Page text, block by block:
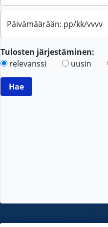
Päivämäärään: pp/kk/vvvv
Tulosten järjestäminen:
relevanssi
uusin